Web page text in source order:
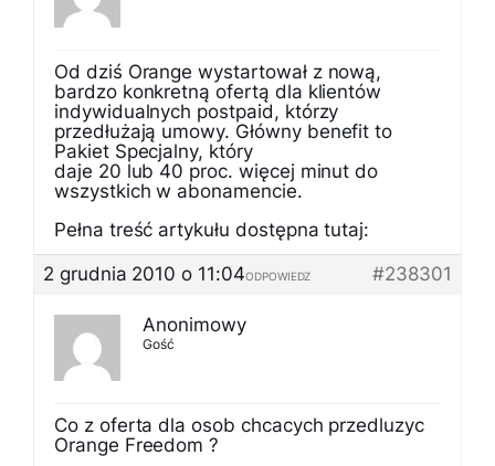
Od dziś Orange wystartował z nową,
bardzo konkretną ofertą dla klientów
indywidualnych postpaid, którzy
przedłużają umowy. Główny benefit to
Pakiet Specjalny, który
daje 20 lub 40 proc. więcej minut do
wszystkich w abonamencie.
Pełna treść artykułu dostępna tutaj:
2 grudnia 2010 o 11:04
#238301
ODPOWIEDZ
Anonimowy
Gość
Co z oferta dla osob chcacych przedluzyc
Orange Freedom ?